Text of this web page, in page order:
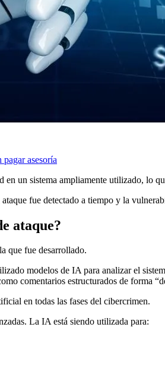
asesoría
en un sistema ampliamente utilizado, lo
fue detectado a tiempo y la
ataque?
que fue desarrollado.
modelos de IA para analizar el
comentarios estructurados de forma
en todas las fases del cibercrimen.
La IA está siendo utilizada para: